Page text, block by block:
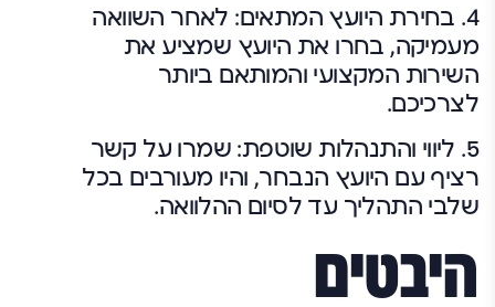
4. בחירת היועץ המתאים: לאחר השוואה
מעמיקה, בחרו את היועץ שמציע את
השירות המקצועי והמותאם ביותר
לצרכיכם.
5. ליווי והתנהלות שוטפת: שמרו על קשר
רציף עם היועץ הנבחר, והיו מעורבים בכל
שלבי התהליך עד לסיום ההלוואה.
היבטים